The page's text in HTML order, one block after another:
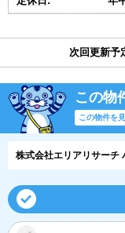
次回更新予
この物
この物件を
株式会社エリアリサーチ